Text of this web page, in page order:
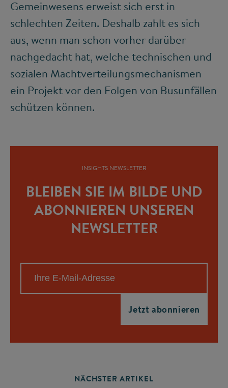
Gemeinwesens erweist sich erst in
schlechten Zeiten. Deshalb zahlt es sich
aus, wenn man schon vorher darüber
nachgedacht hat, welche technischen und
sozialen Machtverteilungsmechanismen
ein Projekt vor den Folgen von Busunfällen
schützen können.
INSIGHTS NEWSLETTER
BLEIBEN SIE IM BILDE UND
ABONNIEREN UNSEREN
NEWSLETTER
NÄCHSTER ARTIKEL